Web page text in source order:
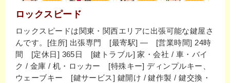
ロックスピード
ロックスピードは関東・関西エリアに出張可能な鍵屋さ
んです。[住所] 出張専門 [最寄駅] ― [営業時間] 24時
間 [定休日] 365日 [鍵トラブル] 家・会社 / 車・バイ
ク / 金庫 / 机・ロッカー [特殊キー] ディンプルキー、
ウェーブキー [鍵サービス] 鍵開け / 鍵作製 / 鍵交換・